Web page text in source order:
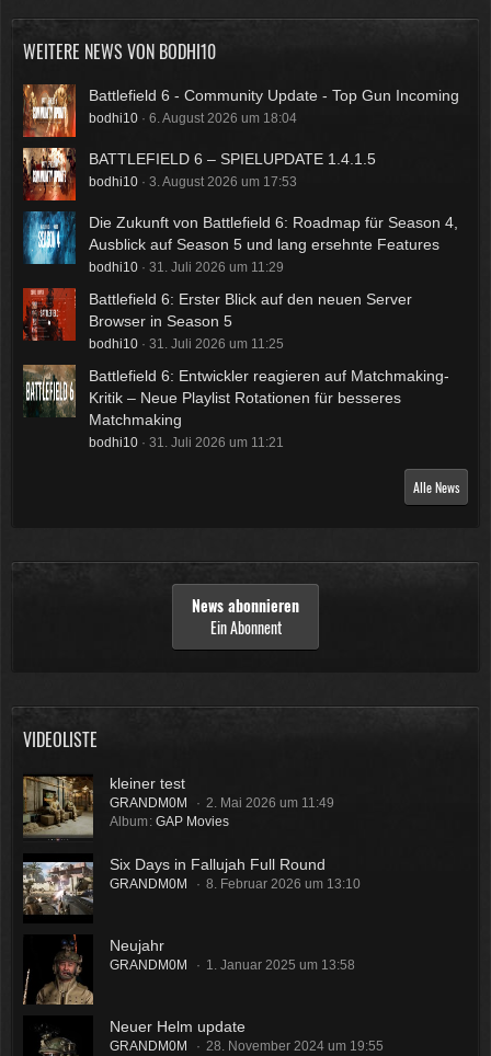
WEITERE NEWS VON BODHI10
Battlefield 6 - Community Update - Top Gun Incoming
bodhi10 6. August 2026 um 18:04
BATTLEFIELD 6 – SPIELUPDATE 1.4.1.5
bodhi10 3. August 2026 um 17:53
Die Zukunft von Battlefield 6: Roadmap für Season 4,
Ausblick auf Season 5 und lang ersehnte Features
bodhi10 31. Juli 2026 um 11:29
Battlefield 6: Erster Blick auf den neuen Server
Browser in Season 5
bodhi10 31. Juli 2026 um 11:25
Battlefield 6: Entwickler reagieren auf Matchmaking-
Kritik – Neue Playlist Rotationen für besseres
Matchmaking
bodhi10 31. Juli 2026 um 11:21
Alle News
News abonnieren
Ein Abonnent
VIDEOLISTE
kleiner test
GRANDM0M
2. Mai 2026 um 11:49
Album GAP Movies
Six Days in Fallujah Full Round
GRANDM0M 8. Februar 2026 um 13:10
Neujahr
GRANDM0M 1. Januar 2025 um 13:58
Neuer Helm update
GRANDM0M
28. November 2024 um 19:55